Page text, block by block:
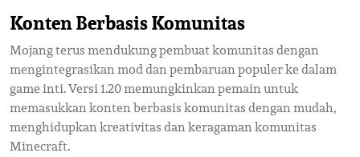
Konten Berbasis Komunitas
Mojang terus mendukung pembuat komunitas dengan
mengintegrasikan mod dan pembaruan populer ke dalam
game inti. Versi 1.20 memungkinkan pemain untuk
memasukkan konten berbasis komunitas dengan mudah,
menghidupkan kreativitas dan keragaman komunitas
Minecraft.